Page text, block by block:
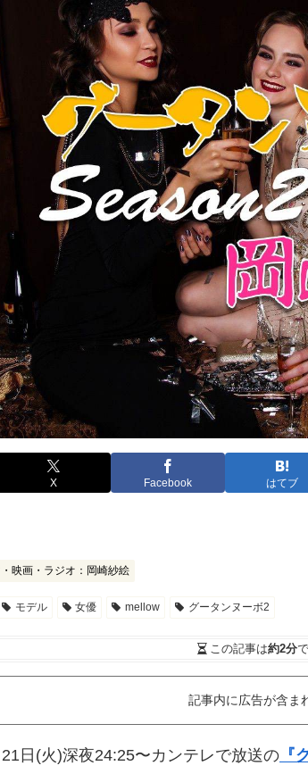
X Facebook はてブ
映画・ラジオ：岡崎紗絵
モデル 女優 mellow グータンヌーボ2
この記事は約2分
記事内に広告が含ま
日(火)深夜24:25〜カンテレで放送の 『